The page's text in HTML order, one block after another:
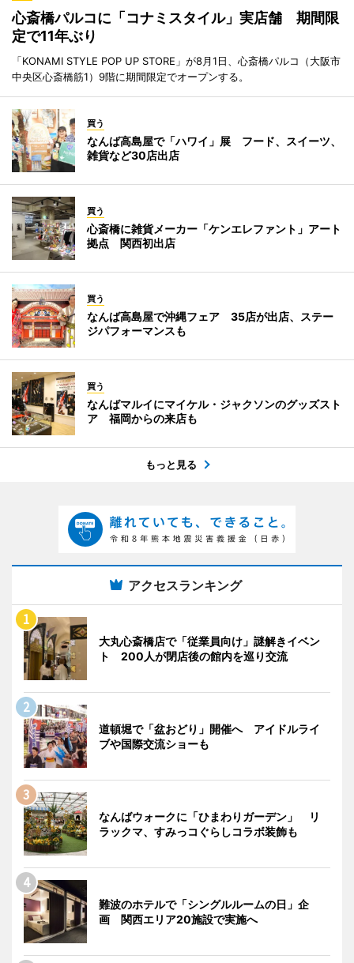
心斎橋パルコに「コナミスタイル」実店舗 期間限
定で11年ぶり
「KONAMI STYLE POP UP STORE」が8月1日、心斎橋パルコ（大阪市
中央区心斎橋筋1）9階に期間限定でオープンする。
買う
なんば高島屋で「ハワイ」展 フード、スイーツ、
雑貨など30店出店
買う
心斎橋に雑貨メーカー「ケンエレファント」アート
拠点 関西初出店
買う
なんば高島屋で沖縄フェア 35店が出店、ステー
ジパフォーマンスも
買う
なんばマルイにマイケル・ジャクソンのグッズスト
ア 福岡からの来店も
もっと見る
アクセスランキング
大丸心斎橋店で「従業員向け」謎解きイベン
ト 200人が閉店後の館内を巡り交流
道頓堀で「盆おどり」開催へ アイドルライ
ブや国際交流ショーも
なんばウォークに「ひまわりガーデン」 リ
ラックマ、すみっコぐらしコラボ装飾も
難波のホテルで「シングルルームの日」企
画 関西エリア20施設で実施へ